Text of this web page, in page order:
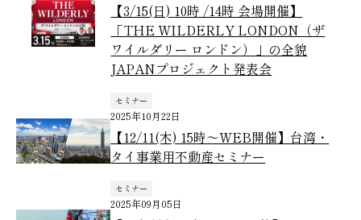
【3/15(日) 10時 /14時 会場開催】
「THE WILDERLY LONDON（ザ
ワイルダリー ロンドン）」の全貌
JAPANプロジェクト発表会
セミナー
2025年10月22日
【12/11(木) 15時～WEB開催】台湾・
タイ事業用不動産セミナー
セミナー
2025年09月05日